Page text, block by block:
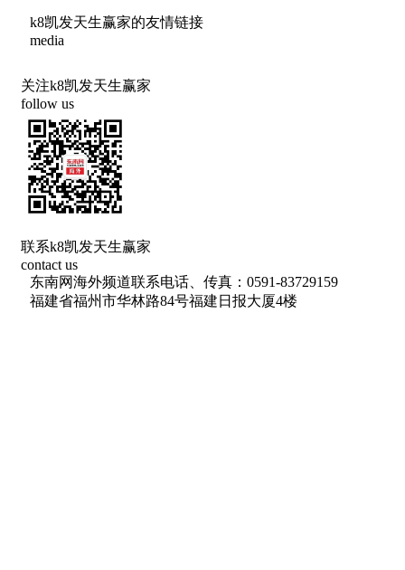
k8凯发天生赢家的友情链接
media
关注k8凯发天生赢家
follow us
联系k8凯发天生赢家
contact us
东南网海外频道联系电话、传真：0591-83729159
福建省福州市华林路84号福建日报大厦4楼